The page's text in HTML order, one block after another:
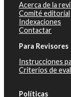
Acerca de la
Comité editorial
Indexaciones
Contactar
Para Revisores
Instrucciones
Criterios de
Políticas